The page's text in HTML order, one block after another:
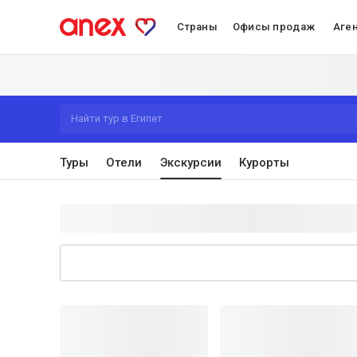
Страны Офисы продаж
Найти тур в Египет
Туры Отели Экскурсии Курорты